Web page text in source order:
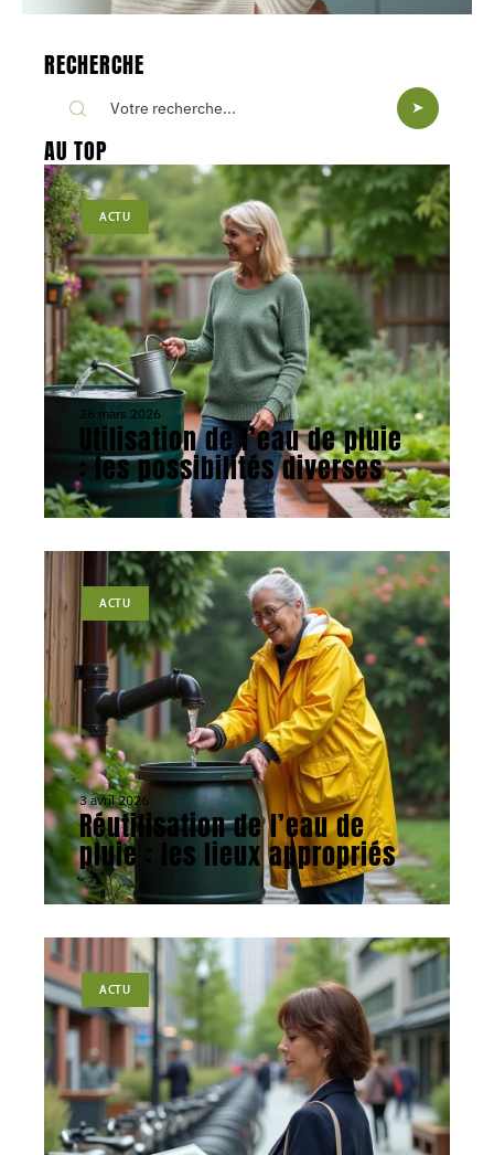
RECHERCHE
AU TOP
ACTU
26 mars 2026
Utilisation de l’eau de pluie
: les possibilités diverses
ACTU
3 avril 2026
Réutilisation de l’eau de
pluie : les lieux appropriés
ACTU